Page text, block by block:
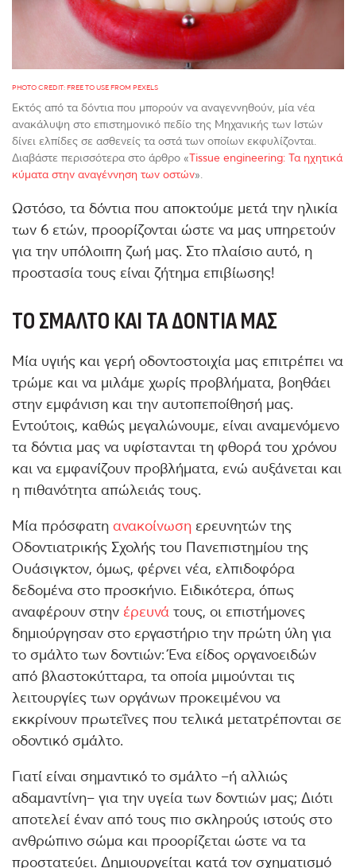
PHOTO CREDIT: FREE TO USE FROM PEXELS
Εκτός από τα δόντια που μπορούν να αναγεννηθούν, μία νέα
ανακάλυψη στο επιστημονικό πεδίο της Μηχανικής των Ιστών
δίνει ελπίδες σε ασθενείς τα οστά των οποίων εκφυλίζονται.
Διαβάστε περισσότερα στο άρθρο «Tissue engineering: Τα ηχητικά
κύματα στην αναγέννηση των οστών».
Ωστόσο, τα δόντια που αποκτούμε μετά την ηλικία
των 6 ετών, προορίζονται ώστε να μας υπηρετούν
για την υπόλοιπη ζωή μας. Στο πλαίσιο αυτό, η
προστασία τους είναι ζήτημα επιβίωσης!
ΤΟ ΣΜΆΛΤΟ ΚΑΙ ΤΑ ΔΌΝΤΙΑ ΜΑΣ
Μία υγιής και γερή οδοντοστοιχία μας επιτρέπει να
τρώμε και να μιλάμε χωρίς προβλήματα, βοηθάει
στην εμφάνιση και την αυτοπεποίθησή μας.
Εντούτοις, καθώς μεγαλώνουμε, είναι αναμενόμενο
τα δόντια μας να υφίστανται τη φθορά του χρόνου
και να εμφανίζουν προβλήματα, ενώ αυξάνεται και
η πιθανότητα απώλειάς τους.
Mία πρόσφατη ανακοίνωση ερευνητών της
Οδοντιατρικής Σχολής του Πανεπιστημίου της
Ουάσιγκτον, όμως, φέρνει νέα, ελπιδοφόρα
δεδομένα στο προσκήνιο. Ειδικότερα, όπως
αναφέρουν στην έρευνά τους, οι επιστήμονες
δημιούργησαν στο εργαστήριο την πρώτη ύλη για
το σμάλτο των δοντιών: Ένα είδος οργανοειδών
από βλαστοκύτταρα, τα οποία μιμούνται τις
λειτουργίες των οργάνων προκειμένου να
εκκρίνουν πρωτεΐνες που τελικά μετατρέπονται σε
οδοντικό σμάλτο.
Γιατί είναι σημαντικό το σμάλτο –ή αλλιώς
αδαμαντίνη– για την υγεία των δοντιών μας; Διότι
αποτελεί έναν από τους πιο σκληρούς ιστούς στο
ανθρώπινο σώμα και προορίζεται ώστε να τα
προστατεύει. Δημιουργείται κατά τον σχηματισμό